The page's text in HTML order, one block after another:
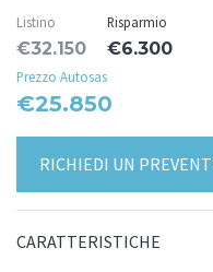
Listino
€32.150
Risparmio
€6.300
Prezzo Autosas
€25.850
RICHIEDI UN
CARATTERISTICHE